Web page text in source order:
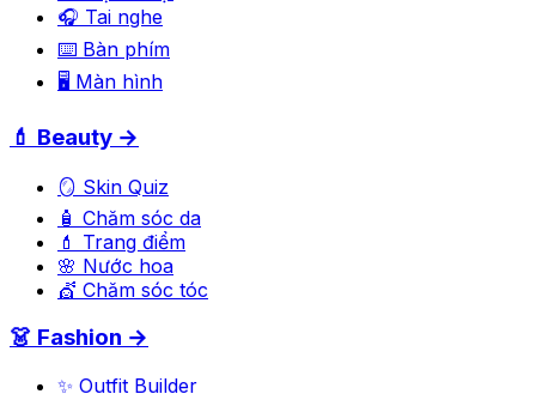
🎧 Tai nghe
⌨️ Bàn phím
🖥️ Màn hình
💄 Beauty →
🪞 Skin Quiz
🧴 Chăm sóc da
💄 Trang điểm
🌸 Nước hoa
💇 Chăm sóc tóc
👗 Fashion →
✨ Outfit Builder